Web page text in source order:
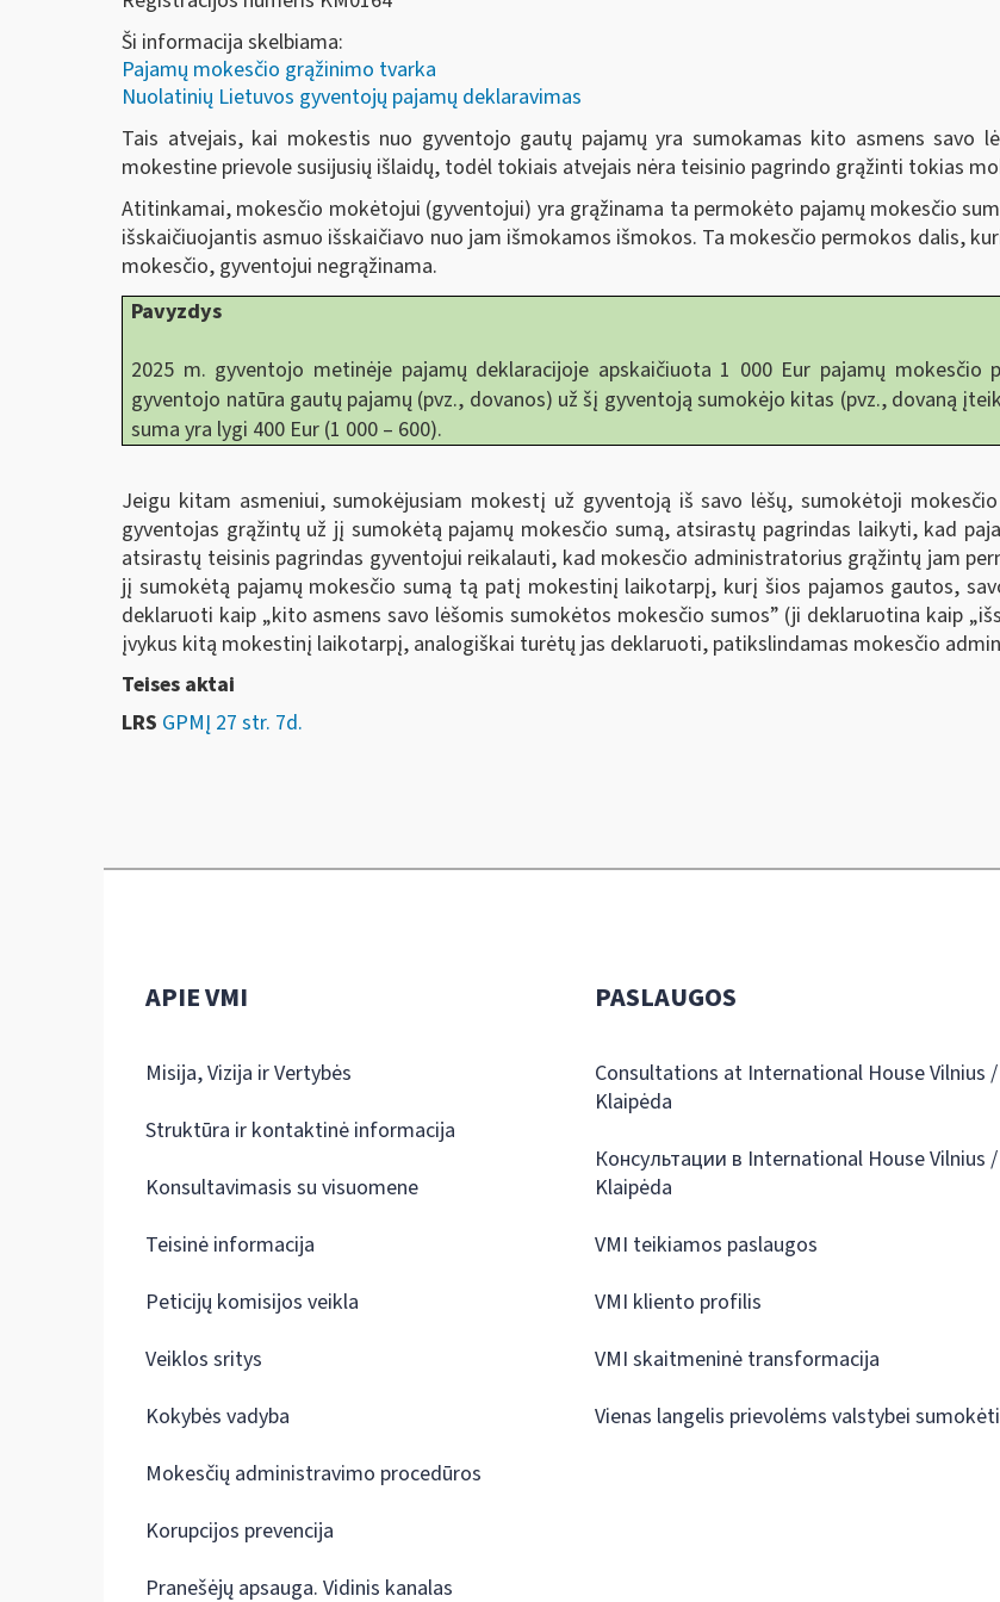
Ši informacija skelbiama:
Pajamų mokesčio grąžinimo tvarka
Nuolatinių Lietuvos gyventojų pajamų deklaravimas
Tais atvejais, kai mokestis nuo gyventojo gautų pajamų yra sumokamas kito asmens savo
mokestine prievole susijusių išlaidų, todėl tokiais atvejais nėra teisinio pagrindo grąžinti tokias
Atitinkamai, mokesčio mokėtojui (gyventojui) yra grąžinama ta permokėto pajamų mokesčio
išskaičiuojantis asmuo išskaičiavo nuo jam išmokamos išmokos. Ta mokesčio permokos dalis,
mokesčio, gyventojui negrąžinama.
Pavyzdys
2025 m. gyventojo metinėje pajamų deklaracijoje apskaičiuota 1 000 Eur pajamų
gyventojo natūra gautų pajamų (pvz., dovanos) už šį gyventoją sumokėjo kitas (pvz., dovaną
suma yra lygi 400 Eur (1 000 – 600).
Jeigu kitam asmeniui, sumokėjusiam mokestį už gyventoją iš savo lėšų, sumokėtoji
gyventojas grąžintų už jį sumokėtą pajamų mokesčio sumą, atsirastų pagrindas laikyti, kad
atsirastų teisinis pagrindas gyventojui reikalauti, kad mokesčio administratorius grąžintų jam
jį sumokėtą pajamų mokesčio sumą tą patį mokestinį laikotarpį, kurį šios pajamos gautos,
deklaruoti kaip „kito asmens savo lėšomis sumokėtos mokesčio sumos” (ji deklaruotina kaip
įvykus kitą mokestinį laikotarpį, analogiškai turėtų jas deklaruoti, patikslindamas mokesčio
Teises aktai
LRS GPMĮ 27 str. 7d.
APIE VMI
Misija, Vizija ir Vertybės
Struktūra ir kontaktinė informacija
Konsultavimasis su visuomene
Teisinė informacija
Peticijų komisijos veikla
Veiklos sritys
Kokybės vadyba
Mokesčių administravimo procedūros
Korupcijos prevencija
Pranešėjų apsauga. Vidinis kanalas
PASLAUGOS
Consultations at International House Vilnius /
Klaipėda
Консультации в International House Vilnius /
Klaipėda
VMI teikiamos paslaugos
VMI kliento profilis
VMI skaitmeninė transformacija
Vienas langelis prievolėms valstybei sumokėti